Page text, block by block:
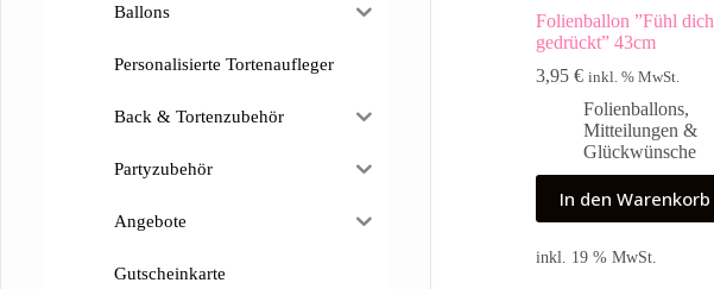
Folienballon ”Fühl dich
gedrückt” 43cm
3,95€ inkl. % MwSt.
Folienballons,
Mitteilungen &
Glückwünsche
In den Warenkorb
inkl. 19 % MwSt.
Ballons
Personalisierte Tortenaufleger
Back & Tortenzubehör
Partyzubehör
Angebote
Gutscheinkarte